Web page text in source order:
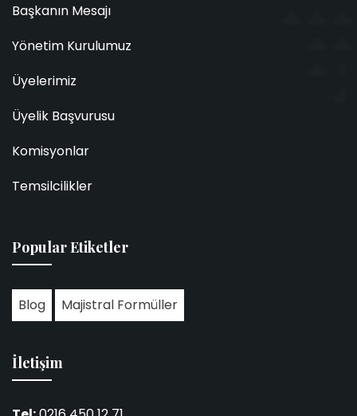
Başkanın Mesajı
Yönetim Kurulumuz
Üyelerimiz
Üyelik Başvurusu
Komisyonlar
Temsilcilikler
Popular Etiketler
Blog Majistral Formüller
İletişim